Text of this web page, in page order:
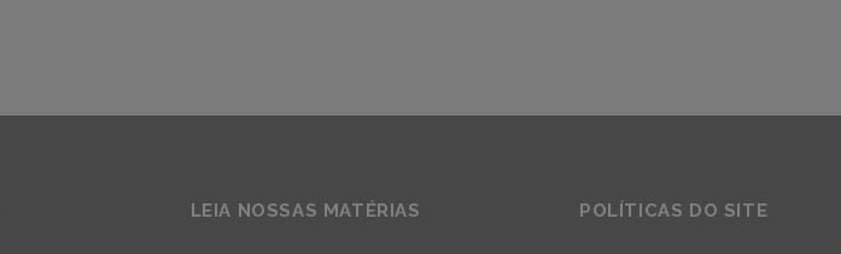
LEIA NOSSAS MATÉRIAS POLÍTICAS DO SITE